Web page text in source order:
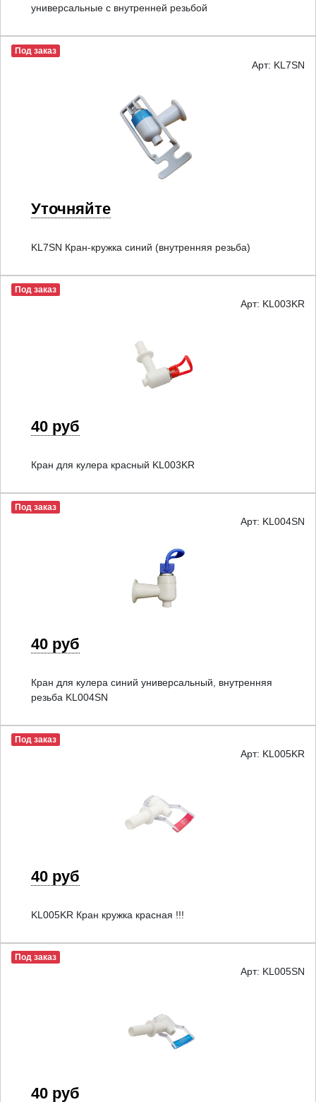
универсальные с внутренней резьбой
Под заказ
Арт: KL7SN
Уточняйте
KL7SN Кран-кружка синий (внутренняя резьба)
Под заказ
Арт: KL003KR
40 руб
Кран для кулера красный KL003KR
Под заказ
Арт: KL004SN
40 руб
Кран для кулера синий универсальный, внутренняя
резьба KL004SN
Под заказ
Арт: KL005KR
40 руб
KL005KR Кран кружка красная !!!
Под заказ
Арт: KL005SN
40 руб